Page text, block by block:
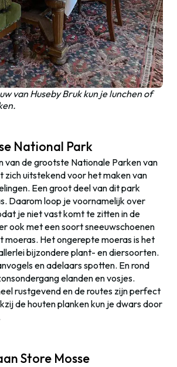
van Huseby Bruk kun je lunchen of
National Park
van de grootste Nationale Parken van
zich uitstekend voor het maken van
Een groot deel van dit park
Daarom loop je voornamelijk over
je niet vast komt te zitten in de
ook met een soort sneeuwschoenen
moeras. Het ongerepte moeras is het
bijzondere plant- en diersoorten.
en adelaars spotten. En rond
elanden en vosjes.
rustgevend en de routes zijn perfect
de houten planken kun je dwars door
Store Mosse